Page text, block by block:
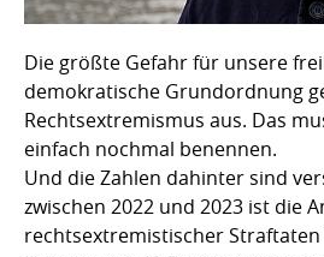
Die größte Gefahr für unsere
demokratische Grundordnung
Rechtsextremismus aus. Das
einfach nochmal benennen.
Und die Zahlen dahinter sind
zwischen 2022 und 2023 ist die
rechtsextremistischer Straftaten